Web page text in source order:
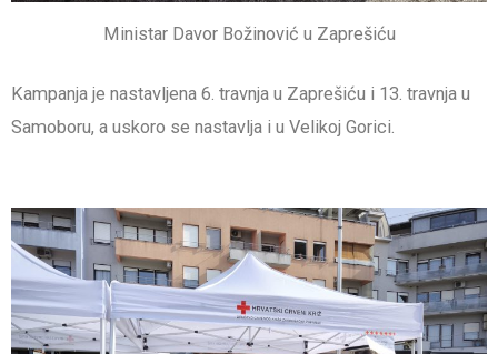
Ministar Davor Božinović u Zaprešiću
Kampanja je nastavljena 6. travnja u Zaprešiću i 13. travnja u
Samoboru, a uskoro se nastavlja i u Velikoj Gorici.